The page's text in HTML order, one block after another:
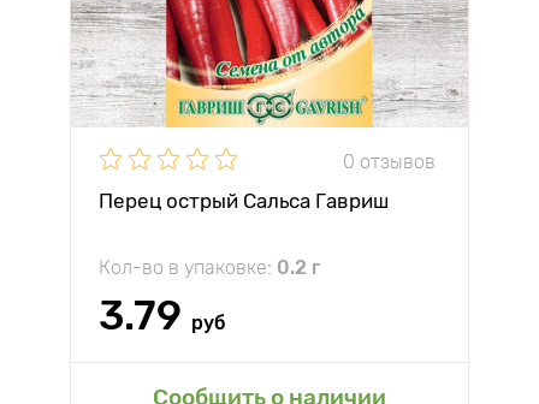
0 отзывов
Перец острый Сальса Гавриш
Кол-во в упаковке: 0.2 г
3.79 руб
Сообщить о наличии